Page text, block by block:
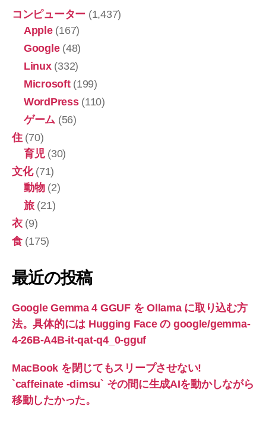
コンピューター (1,437)
Apple(167)
Google(48)
Linux(332)
Microsoft(199)
WordPress(110)
ゲーム (56)
住(70)
育児(30)
文化(71)
動物(2)
旅(21)
衣(9)
食(175)
最近の投稿
Google Gemma 4 GGUF を Ollama に取り込む方
法。具体的には Hugging Face の google/gemma-
4-26B-A4B-it-qat-q4_0-gguf
MacBook を閉じてもスリープさせない!
`caffeinate -dimsu` その間に生成AIを動かしながら
移動したかった。